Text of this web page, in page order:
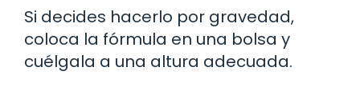
Si decides hacerlo por gravedad,
coloca la fórmula en una bolsa y
cuélgala a una altura adecuada.